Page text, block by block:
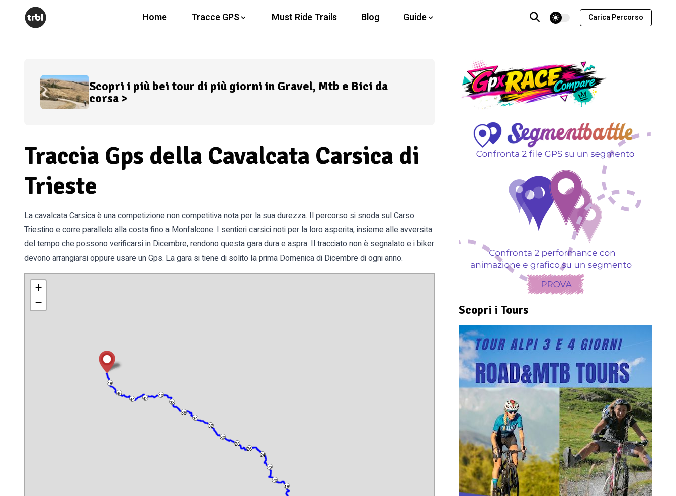
Home Tracce GPS Must Ride Trails Blog Guide theme switcher Carica Percorso
Scopri i più bei tour di più giorni in Gravel, Mtb e Bici da
corsa >
Traccia Gps della Cavalcata Carsica di
Trieste
La cavalcata Carsica è una competizione non competitiva nota per la sua durezza. Il percorso si snoda sul Carso
Triestino e corre parallelo alla costa fino a Monfalcone. I sentieri carsici noti per la loro asperita, insieme alle avversita
del tempo che possono verificarsi in Dicembre, rendono questa gara dura e aspra. Il tracciato non è segnalato e i biker
devono arrangiarsi oppure usare un Gps. La gara si tiene di solito la prima Domenica di Dicembre di ogni anno.
32
48
24
40
20
28
36
44
18
22
26
30
34
38
42
46
+
−
Scopri i Tours